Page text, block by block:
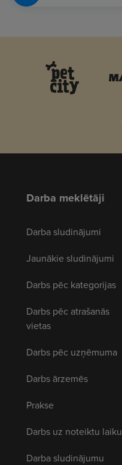
Darba meklētāji
Darba sludinājumi
Jaunākie sludinājumi
Darbs pēc kategorijas
Darbs pēc atrašanās
vietas
Darbs pēc uzņēmuma
Darbs ārzemēs
Prakse
Darbs uz noteiktu laiku
Darba sludinājumu